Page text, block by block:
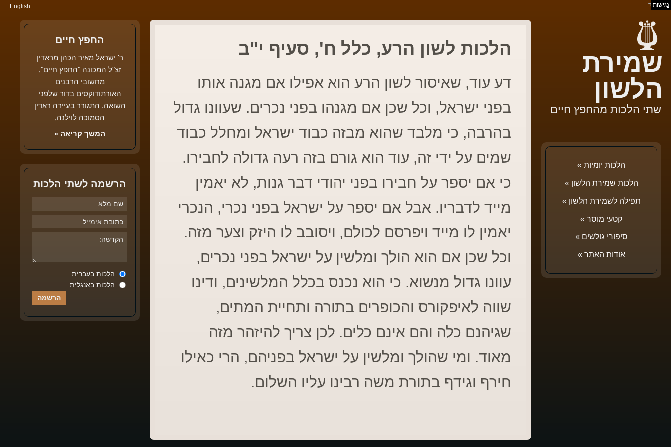
English בס"ד
שמירת
הלשון
שתי הלכות מהחפץ חיים
הלכות יומיות »
הלכות שמירת הלשון »
תפילה לשמירת הלשון »
קטעי מוסר »
סיפורי גולשים »
אודות האתר »
הלכות לשון הרע, כלל ח', סעיף י"ב
דע עוד, שאיסור לשון הרע הוא אפילו אם מגנה אותו
בפני ישראל, וכל שכן אם מגנהו בפני נכרים. שעוונו גדול
בהרבה, כי מלבד שהוא מבזה כבוד ישראל ומחלל כבוד
שמים על ידי זה, עוד הוא גורם בזה רעה גדולה לחבירו.
כי אם יספר על חבירו בפני יהודי דבר גנות, לא יאמין
מייד לדבריו. אבל אם יספר על ישראל בפני נכרי, הנכרי
יאמין לו מייד ויפרסם לכולם, ויסובב לו היזק וצער מזה.
וכל שכן אם הוא הולך ומלשין על ישראל בפני נכרים,
עוונו גדול מנשוא. כי הוא נכנס בכלל המלשינים, ודינו
שווה לאיפקורס והכופרים בתורה ותחיית המתים,
שגיהנם כלה והם אינם כלים. לכן צריך להיזהר מזה
מאוד. ומי שהולך ומלשין על ישראל בפניהם, הרי כאילו
חירף וגידף בתורת משה רבינו עליו השלום.
החפץ חיים
ר' ישראל מאיר הכהן מראדין
זצ"ל המכונה "החפץ חיים",
מחשובי הרבנים
האורתודוקסים בדור שלפני
השואה. התגורר בעיירה ראדין
הסמוכה לוילנה,
המשך קריאה »
הרשמה לשתי הלכות
הלכות בעברית
הלכות באנגלית
נגישות